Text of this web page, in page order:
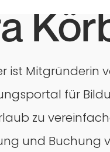
ist Mitgründerin
für
zu
und Buchung